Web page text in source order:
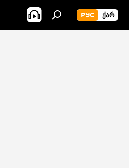
РУС ᲥᲐᲠ